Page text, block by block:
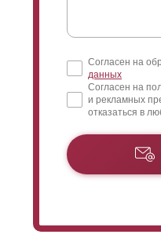
Согласен на
данных
Согласен на
и рекламных
отказаться в